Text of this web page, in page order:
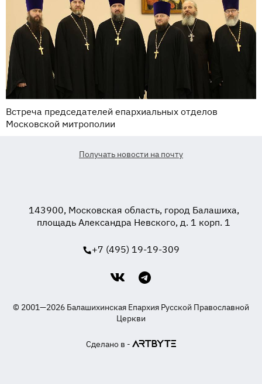
Встреча председателей епархиальных отделов
Московской митрополии
Получать новости на почту
143900, Московская область, город Балашиха,
площадь Александра Невского, д. 1 корп. 1
+7 (495) 19-19-309
© 2001—2026 Балашихинская Епархия Русской Православной
Церкви
Сделано в -